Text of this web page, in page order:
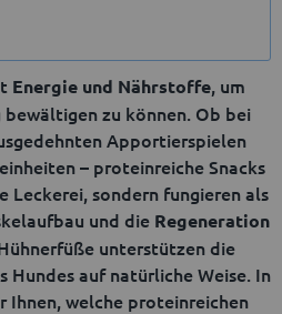
Energie und Nährstoffe, um
zu können. Ob bei
Apportierspielen
– proteinreiche Snacks
Leckerei, sondern fungieren als
und die Regeneration
unterstützen die
Hundes auf natürliche Weise. In
Ihnen, welche proteinreichen